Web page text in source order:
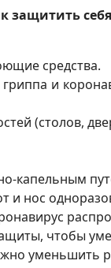
защитить
средства.
и
(столов,
капельным
и нос
чтобы
уменьшить